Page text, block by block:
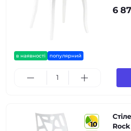
в наявності популярний
6
10